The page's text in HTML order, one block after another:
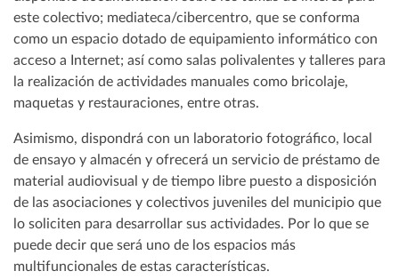
este colectivo; mediateca/cibercentro, que se conforma
como un espacio dotado de equipamiento informático con
acceso a Internet; así como salas polivalentes y talleres para
la realización de actividades manuales como bricolaje,
maquetas y restauraciones, entre otras.
Asimismo, dispondrá con un laboratorio fotográfico, local
de ensayo y almacén y ofrecerá un servicio de préstamo de
material audiovisual y de tiempo libre puesto a disposición
de las asociaciones y colectivos juveniles del municipio que
lo soliciten para desarrollar sus actividades. Por lo que se
puede decir que será uno de los espacios más
multifuncionales de estas características.